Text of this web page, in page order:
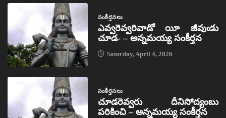
సంకీర్తనలు
ఎవ్వరెవ్వరివాడో యీ జీవుఁడు
చూడ- – అన్నమయ్య సంకీర్తన
Saturday, April 4, 2026
సంకీర్తనలు
చూడరెవ్వరు దీనిసోద్యంబు
పరికించి – అన్నమయ్య సంకీర్తన